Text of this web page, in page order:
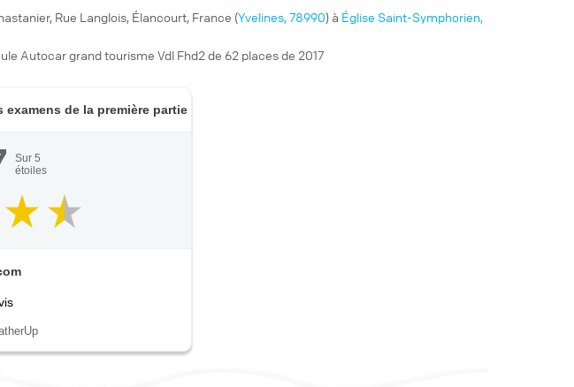
Rue Langlois, Élancourt, France (Yvelines, 78990) à Église Saint-Symphorien,
Autocar grand tourisme Vdl Fhd2 de 62 places de 2017
examens de la première partie
Sur 5
étoiles